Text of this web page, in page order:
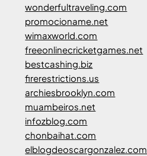
wonderfultraveling.com
promocioname.net
wimaxworld.com
freeonlinecricketgames.net
bestcashing.biz
firerestrictions.us
archiesbrooklyn.com
muambeiros.net
infozblog.com
chonbaihat.com
elblogdeoscargonzalez.com